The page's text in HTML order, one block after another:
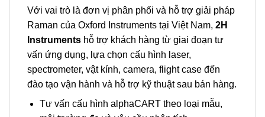
Với vai trò là đơn vị phân phối và hỗ trợ giải pháp
Raman của Oxford Instruments tại Việt Nam, 2H
Instruments hỗ trợ khách hàng từ giai đoạn tư
vấn ứng dụng, lựa chọn cấu hình laser,
spectrometer, vật kính, camera, flight case đến
đào tạo vận hành và hỗ trợ kỹ thuật sau bán hàng.
Tư vấn cấu hình alphaCART theo loại mẫu,